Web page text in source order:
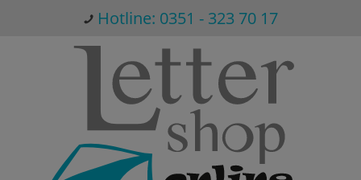
Hotline: 0351 - 323 70 17